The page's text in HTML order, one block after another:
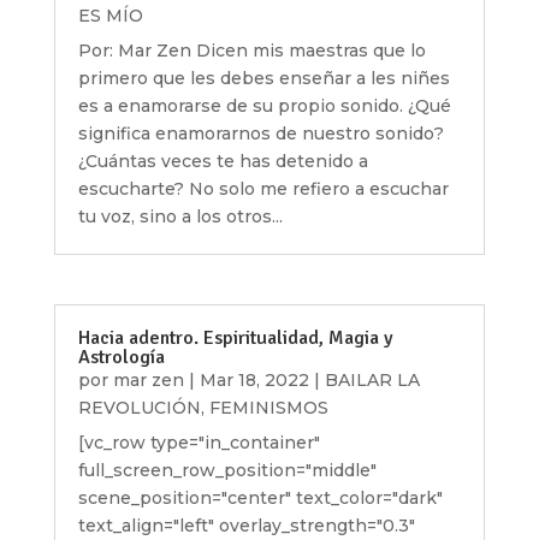
ES MÍO
Por: Mar Zen Dicen mis maestras que lo
primero que les debes enseñar a les niñes
es a enamorarse de su propio sonido. ¿Qué
significa enamorarnos de nuestro sonido?
¿Cuántas veces te has detenido a
escucharte? No solo me refiero a escuchar
tu voz, sino a los otros...
Hacia adentro. Espiritualidad, Magia y
Astrología
por mar zen | Mar 18, 2022 | BAILAR LA
REVOLUCIÓN, FEMINISMOS
[vc_row type="in_container"
full_screen_row_position="middle"
scene_position="center" text_color="dark"
text_align="left" overlay_strength="0.3"